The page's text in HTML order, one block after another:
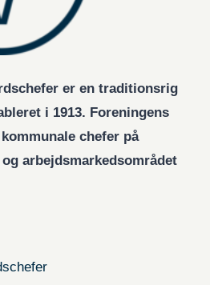
er en traditionsrig
i 1913. Foreningens
chefer på
arbejdsmarkedsområdet